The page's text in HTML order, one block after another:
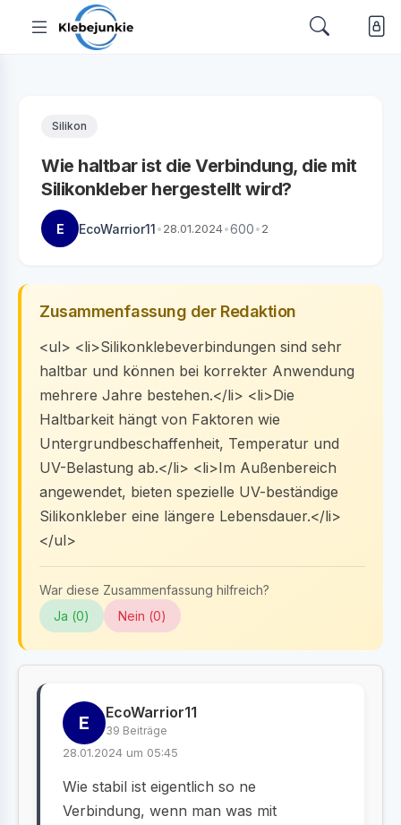
Silikon
Wie haltbar ist die Verbindung, die mit
Silikonkleber hergestellt wird?
E EcoWarrior11•28.01.2024•600•2
Zusammenfassung der Redaktion
<ul> <li>Silikonklebeverbindungen sind sehr
haltbar und können bei korrekter Anwendung
mehrere Jahre bestehen.</li> <li>Die
Haltbarkeit hängt von Faktoren wie
Untergrundbeschaffenheit, Temperatur und
UV-Belastung ab.</li> <li>Im Außenbereich
angewendet, bieten spezielle UV-beständige
Silikonkleber eine längere Lebensdauer.</li>
</ul>
War diese Zusammenfassung hilfreich?
Ja (0) Nein (0)
E EcoWarrior11
39 Beiträge
28.01.2024 um 05:45
Wie stabil ist eigentlich so ne
Verbindung, wenn man was mit